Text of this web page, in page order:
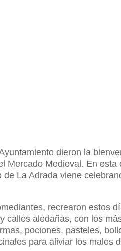
dieron la
Mercado Medieval. En
La Adrada viene
recrearon estos
calles aledañas, con los
pociones, pasteles,
para aliviar los males